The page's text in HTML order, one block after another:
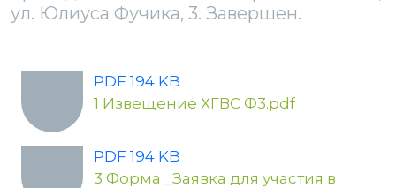
ул. Юлиуса Фучика, 3. Завершен.
PDF 194 KB
1 Извещение ХГВС Ф3.pdf
PDF 194 KB
3 Форма _Заявка для участия в